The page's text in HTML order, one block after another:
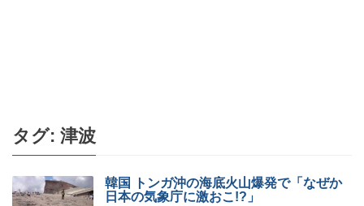
タグ: 津波
韓国 トンガ沖の海底火山爆発で「なぜか
日本の気象庁に激おこ!?」